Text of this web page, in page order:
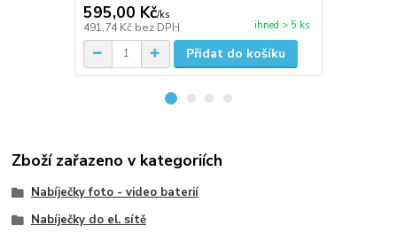
595,00 Kč/ks
491,74 Kč bez DPH ihned > 5 ks
Přidat do košíku
Zboží zařazeno v kategoriích
Nabíječky foto - video baterií
Nabíječky do el. sítě